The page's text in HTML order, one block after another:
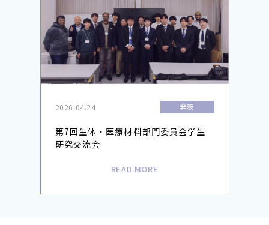
2026.04.24 発表
第7回生体・医療材料部門委員会学生
研究交流会
READ MORE